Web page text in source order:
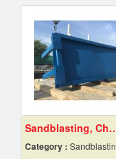
Category :